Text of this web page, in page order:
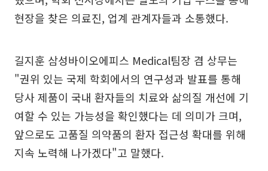
현장을 찾은 의료진, 업계 관계자들과 소통했다.
길지훈 삼성바이오에피스 Medical팀장 겸 상무는
"권위 있는 국제 학회에서의 연구성과 발표를 통해
당사 제품이 국내 환자들의 치료와 삶의질 개선에 기
여할 수 있는 가능성을 확인했다는 데 의미가 크며,
앞으로도 고품질 의약품의 환자 접근성 확대를 위해
지속 노력해 나가겠다"고 말했다.